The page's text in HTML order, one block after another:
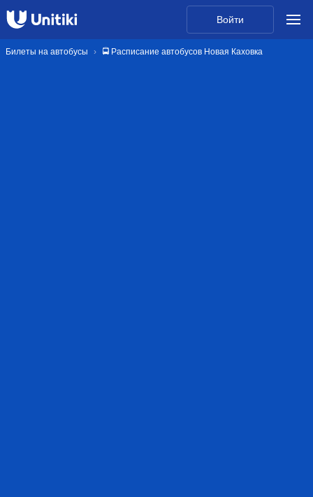
Войти
Билеты на автобусы 🚍 Расписание автобусов Новая Каховка